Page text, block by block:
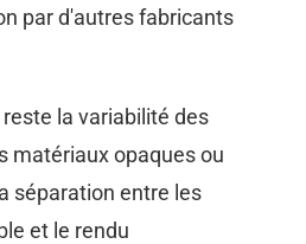
par d'autres fabricants
la variabilité des
matériaux opaques ou
séparation entre les
et le rendu